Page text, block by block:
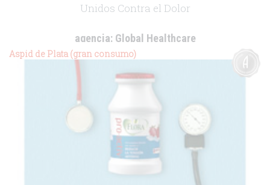
Unidos Contra el Dolor
agencia:Global Healthcare
cliente:Bayer Healthcare
Aspid de Plata (gran consumo)